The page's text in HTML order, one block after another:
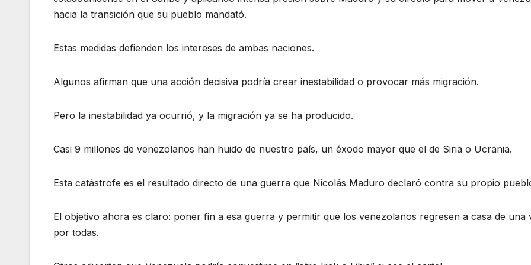
hacia la transición que su pueblo mandató.
Estas medidas defienden los intereses de ambas naciones.
Algunos afirman que una acción decisiva podría crear inestabilidad o provocar más migración.
Pero la inestabilidad ya ocurrió, y la migración ya se ha producido.
Casi 9 millones de venezolanos han huido de nuestro país, un éxodo mayor que el de Siria o Ucrania.
Esta catástrofe es el resultado directo de una guerra que Nicolás Maduro declaró contra su propio
El objetivo ahora es claro: poner fin a esa guerra y permitir que los venezolanos regresen a casa de una
por todas.